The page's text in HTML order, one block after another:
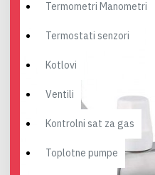
Termometri Manometri
Termostati senzori
Kotlovi
Ventili
Kontrolni sat za gas
Toplotne pumpe